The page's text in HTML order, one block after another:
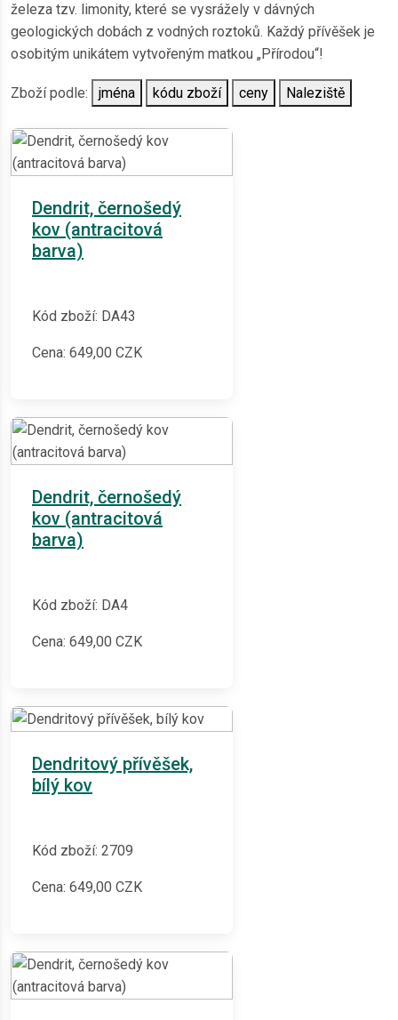
železa tzv. limonity, které se vysrážely v dávných
geologických dobách z vodných roztoků. Každý přívěšek je
osobitým unikátem vytvořeným matkou „Přírodou“!
Zboží podle: jména kódu zboží ceny Naleziště
Dendrit, černošedý
kov (antracitová
barva)
Kód zboží: DA43
Cena: 649,00 CZK
Dendrit, černošedý
kov (antracitová
barva)
Kód zboží: DA4
Cena: 649,00 CZK
Dendritový přívěšek,
bílý kov
Kód zboží: 2709
Cena: 649,00 CZK